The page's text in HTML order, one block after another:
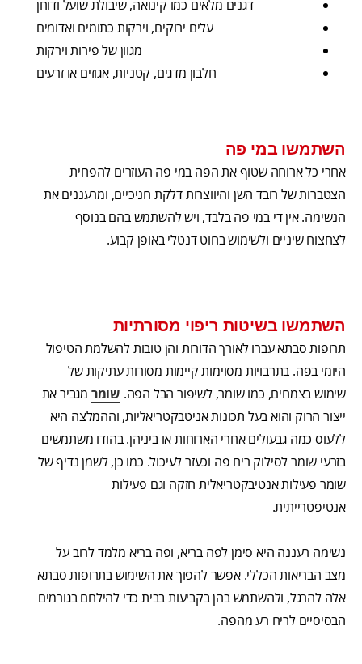
דגנים מלאים כמו קינואה, שיבולת שועל ודוחן
עלים ירוקים, וירקות כתומים ואדומים
מגוון של פירות וירקות
חלבון מדגים, קטניות, אגוזים או זרעים
השתמשו במי פה
אחרי כל ארוחה שטוף את הפה במי פה העוזרים להפחית
הצטברות של רובד השן והיווצרות דלקת חניכיים, ומרעננים את
הנשימה. אין די במי פה בלבד, ויש להשתמש בהם בנוסף
לצחצוח שיניים ולשימוש בחוט דנטלי באופן קבוע.
השתמשו בשיטות ריפוי מסורתיות
תרופות סבתא עברו לאורך הדורות והן טובות להשלמת הטיפול
היומי בפה. בתרבויות מסוימות קיימות מסורות עתיקות של
שימוש בצמחים, כמו שומר, לשיפור הבל הפה. שומר מגביר את
ייצור הרוק והוא בעל תכונות אניטבקטריאליות, וההמלצה היא
ללעוס כמה גבעולים אחרי הארוחות או ביניהן. בהודו משתמשים
בזרעי שומר לסילוק ריח פה וכעזר לעיכול. כמו כן, לשמן נדיף של
שומר פעילות אנטיבקטריאלית חזקה וגם פעילות
אנטיפטרייתית.
נשימה רעננה היא סימן לפה בריא, ופה בריא מלמד לרוב על
מצב הבריאות הכללי. אפשר להפוך את השימוש בתרופות סבתא
אלה להרגל, ולהשתמש בהן בקביעות בבית כדי להילחם בגורמים
הבסיסיים לריח רע מהפה.